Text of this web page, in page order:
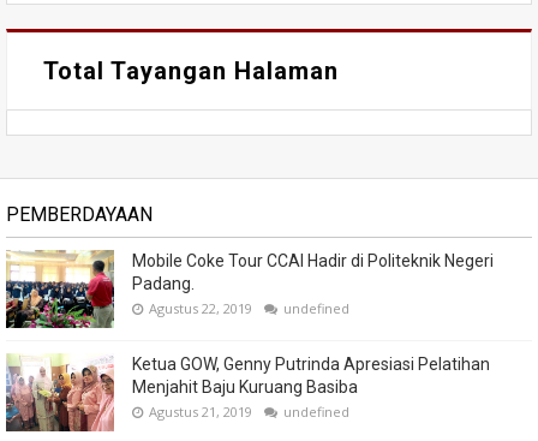
Total Tayangan Halaman
PEMBERDAYAAN
Mobile Coke Tour CCAI Hadir di Politeknik Negeri
Padang.
Agustus 22, 2019 undefined
Ketua GOW, Genny Putrinda Apresiasi Pelatihan
Menjahit Baju Kuruang Basiba
Agustus 21, 2019 undefined